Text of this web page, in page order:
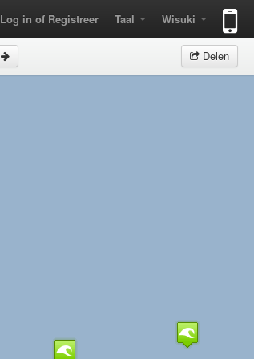
Log in of Registreer Taal Wisuki
Delen